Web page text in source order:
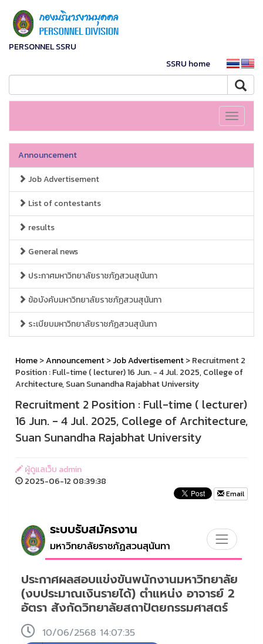
PERSONNEL SSRU
SSRU home
Toggle
Announcement
Job Advertisement
List of contestants
results
General news
ประกาศมหาวิทยาลัยราชภัฏสวนสุนันทา
ข้อบังคับมหาวิทยาลัยราชภัฏสวนสุนันทา
ระเบียบมหาวิทยาลัยราชภัฏสวนสุนันทา
Home>Announcement>Job Advertisement> Recruitment 2
Position : Full-time ( lecturer) 16 Jun. - 4 Jul. 2025, College of
Architecture, Suan Sunandha Rajabhat University
Recruitment 2 Position : Full-time ( lecturer)
16 Jun. - 4 Jul. 2025, College of Architecture,
Suan Sunandha Rajabhat University
ผู้ดูแลเว็บ admin
2025-06-12 08:39:38
Email